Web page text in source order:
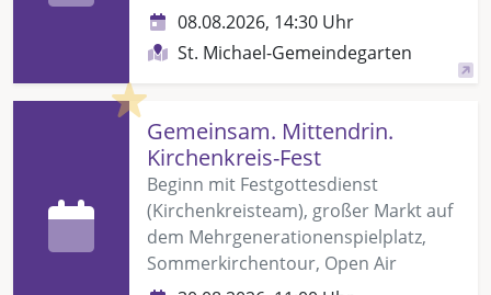
08.08.2026, 14:30 Uhr
St. Michael-Gemeindegarten
Highlight
Gemeinsam. Mittendrin.
Kirchenkreis-Fest
Beginn mit Festgottesdienst
(Kirchenkreisteam), großer Markt auf
dem Mehrgenerationenspielplatz,
Sommerkirchentour, Open Air